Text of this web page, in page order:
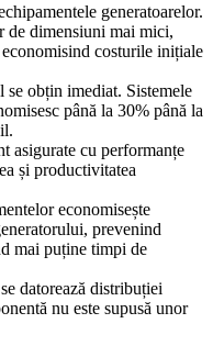
generatoarelor.
de dimensiuni mai mici,
costurile inițiale
obțin imediat. Sistemele
până la 30% până la
asigurate cu performanțe
și productivitatea
economisește
prevenind
mai puține timpi de
datorează distribuției
nu este supusă unor